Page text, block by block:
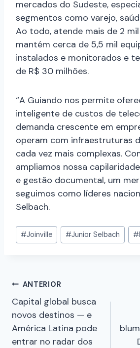
mercados do Sudeste,
segmentos como varejo,
Ao todo, atende mais de 2
mantém cerca de 5,5 mil
instalados e monitorados e
de R$ 30 milhões.
“A Guiando nos permite
inteligente de custos de
demanda crescente em
operam com infraestruturas
cada vez mais complexas.
ampliamos nossa
e gestão documental, um
seguimos como líderes
Selbach.
#Joinville #Junior Selbach #
ANTERIOR
Capital global busca
novos destinos — e
América Latina pode
entrar no radar dos